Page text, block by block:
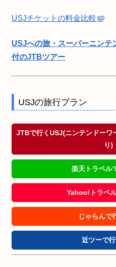
USJチケットの料金比較
USJへの旅・スーパーニンテ
付のJTBツアー
USJの旅行プラン
JTBで行くUSJ(ニンテンドーワ
り)
楽天トラベル
Yahoo!トラベ
じゃらんで
近ツーで